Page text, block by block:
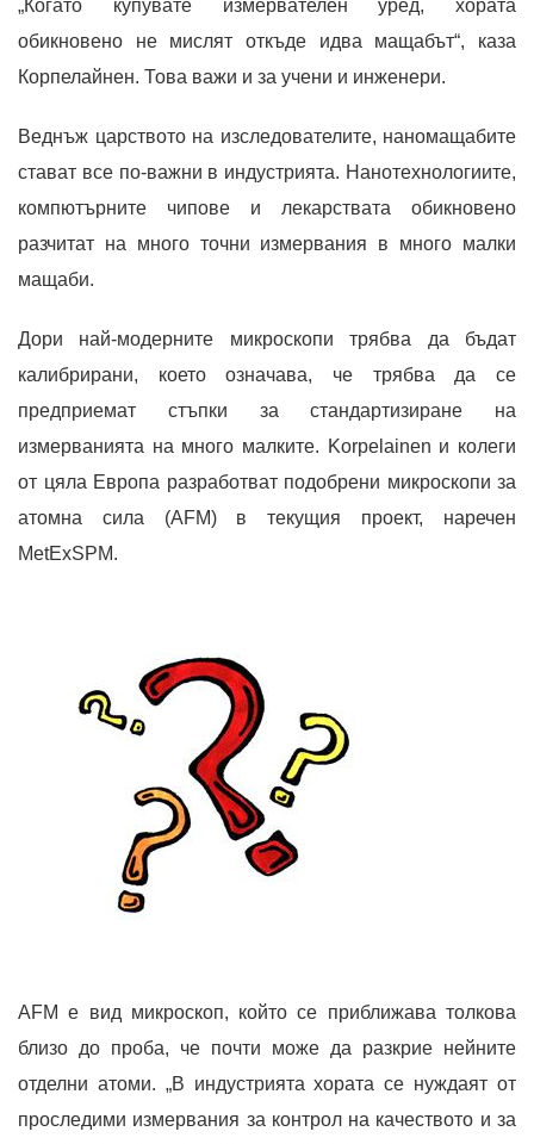
„Когато купувате измервателен уред, хората
обикновено не мислят откъде идва мащабът“, каза
Корпелайнен. Това важи и за учени и инженери.
Веднъж царството на изследователите, наномащабите
стават все по-важни в индустрията. Нанотехнологиите,
компютърните чипове и лекарствата обикновено
разчитат на много точни измервания в много малки
мащаби.
Дори най-модерните микроскопи трябва да бъдат
калибрирани, което означава, че трябва да се
предприемат стъпки за стандартизиране на
измерванията на много малките. Korpelainen и колеги
от цяла Европа разработват подобрени микроскопи за
атомна сила (AFM) в текущия проект, наречен
MetExSPM.
AFM е вид микроскоп, който се приближава толкова
близо до проба, че почти може да разкрие нейните
отделни атоми. „В индустрията хората се нуждаят от
проследими измервания за контрол на качеството и за